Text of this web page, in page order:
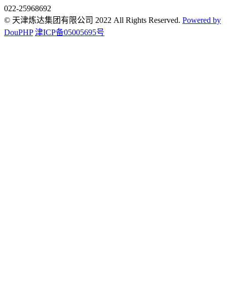
022-25968692
© 天津炼达集团有限公司 2022 All Rights Reserved. Powered by
DouPHP 津ICP备05005695号